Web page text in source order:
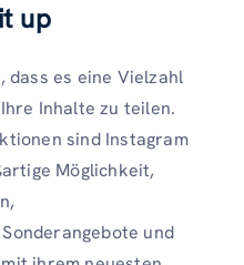
up
dass es eine Vielzahl
Inhalte zu teilen.
sind Instagram
Möglichkeit,
und